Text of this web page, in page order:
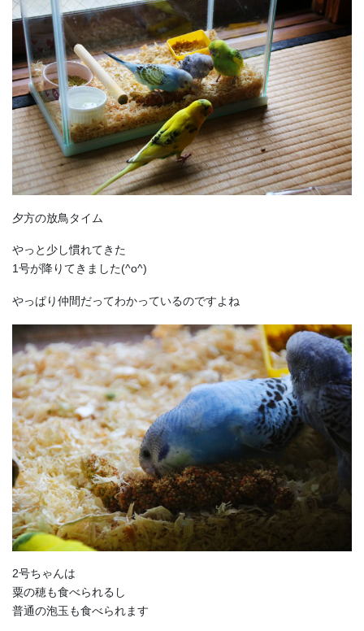
夕方の放鳥タイム
やっと少し慣れてきた
1号が降りてきました(^o^)
やっぱり仲間だってわかっているのですよね
2号ちゃんは
粟の穂も食べられるし
普通の泡玉も食べられます